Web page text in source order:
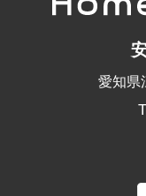
愛知県